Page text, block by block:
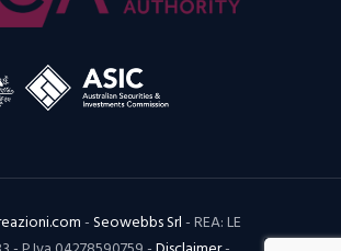
-Seowebbs Srl- REA: LE